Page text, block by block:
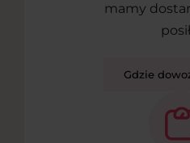
mamy
Gdzie